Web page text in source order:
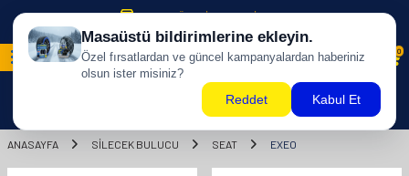
500 TL ÜZERİ KARGO BİZDEN !
0
ANASAYFA SILECEK BULUCU SEAT EXEO